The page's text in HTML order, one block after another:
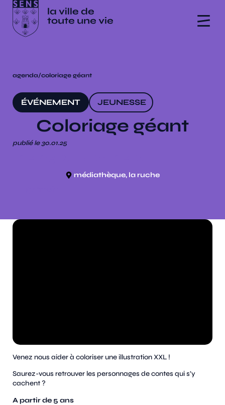
agenda/coloriage géant
ÉVÉNEMENT JEUNESSE
Coloriage géant
publié le 30.01.25
médiathèque, la ruche
Venez nous aider à coloriser une illustration XXL !
Saurez-vous retrouver les personnages de contes qui s’y
cachent ?
A partir de 5 ans